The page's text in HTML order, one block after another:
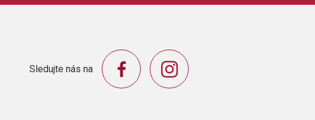
TroubleStar WarsSuperman ThemeRaiders
Welcome SongThe Imperial MarchThe
Sledujte nás na